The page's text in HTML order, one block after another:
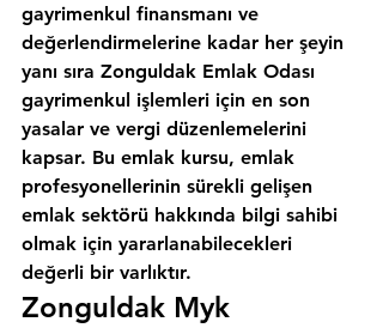
gayrimenkul finansmanı ve
değerlendirmelerine kadar her şeyin
yanı sıra Zonguldak Emlak Odası
gayrimenkul işlemleri için en son
yasalar ve vergi düzenlemelerini
kapsar. Bu emlak kursu, emlak
profesyonellerinin sürekli gelişen
emlak sektörü hakkında bilgi sahibi
olmak için yararlanabilecekleri
değerli bir varlıktır.
Zonguldak Myk